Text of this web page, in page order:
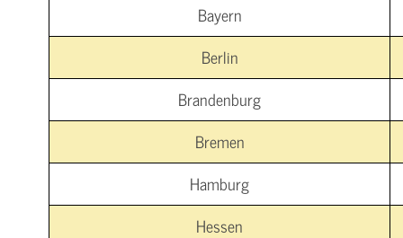
Bayern
Berlin
Brandenburg
Bremen
Hamburg
Hessen